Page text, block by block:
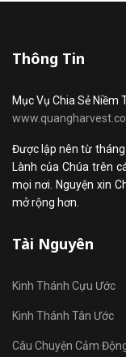
Thông Tin
Mục Vụ Chia Sẻ Niềm
Được lập nên từ
Lành của Chúa trên
mọi nơi. Nguyện xin
mở rộng hơn.
Tài Nguyên
Kinh Thánh Cựu Ước
Kinh Thánh Tân Ước
Câu Chuyện Cảm